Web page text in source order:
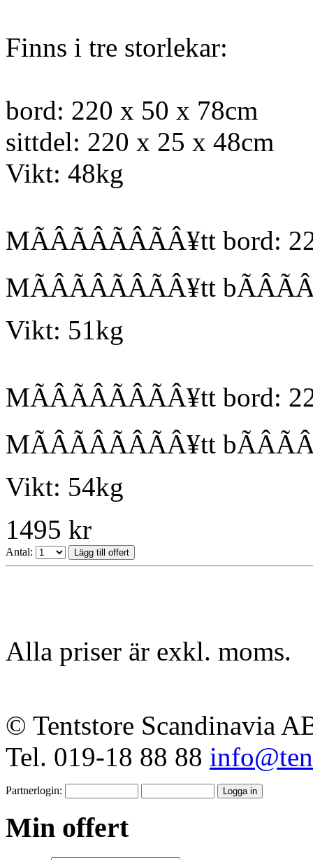
Finns i tre storlekar:
bord: 220 x 50 x 78cm
sittdel: 220 x 25 x 48cm
Vikt: 48kg
MÃÂÃÂÃÂÃÂ¥tt
MÃÂÃÂÃÂÃÂ¥tt
Vikt: 51kg
MÃÂÃÂÃÂÃÂ¥tt
MÃÂÃÂÃÂÃÂ¥tt
Vikt: 54kg
1495 kr
Antal:
Alla priser är exkl. moms.
© Tentstore Scandinavia
Tel. 019-18 88 88
Partnerlogin:
Min offert